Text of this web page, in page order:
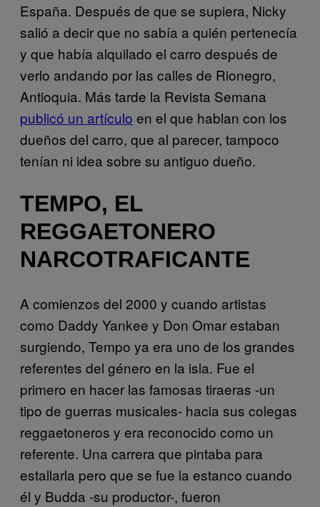
España. Después de que se supiera, Nicky
salió a decir que no sabía a quién pertenecía
y que había alquilado el carro después de
verlo andando por las calles de Rionegro,
Antioquia. Más tarde la Revista Semana
publicó un artículo en el que hablan con los
dueños del carro, que al parecer, tampoco
tenían ni idea sobre su antiguo dueño.
TEMPO, EL
REGGAETONERO
NARCOTRAFICANTE
A comienzos del 2000 y cuando artistas
como Daddy Yankee y Don Omar estaban
surgiendo, Tempo ya era uno de los grandes
referentes del género en la isla. Fue el
primero en hacer las famosas tiraeras -un
tipo de guerras musicales- hacia sus colegas
reggaetoneros y era reconocido como un
referente. Una carrera que pintaba para
estallarla pero que se fue la estanco cuando
él y Budda -su productor-, fueron